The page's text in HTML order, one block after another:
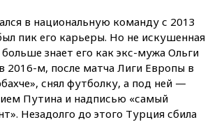
в национальную команду с 2013
пик его карьеры. Но не искушенная
знает его как экс-мужа Ольги
2016-м, после матча Лиги Европы в
снял футболку, а под ней —
Путина и надписью «самый
Незадолго до этого Турция сбила